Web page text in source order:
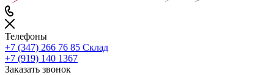
Телефоны
+7 (347) 266 76 85 Склад
+7 (919) 140 1367
Заказать звонок